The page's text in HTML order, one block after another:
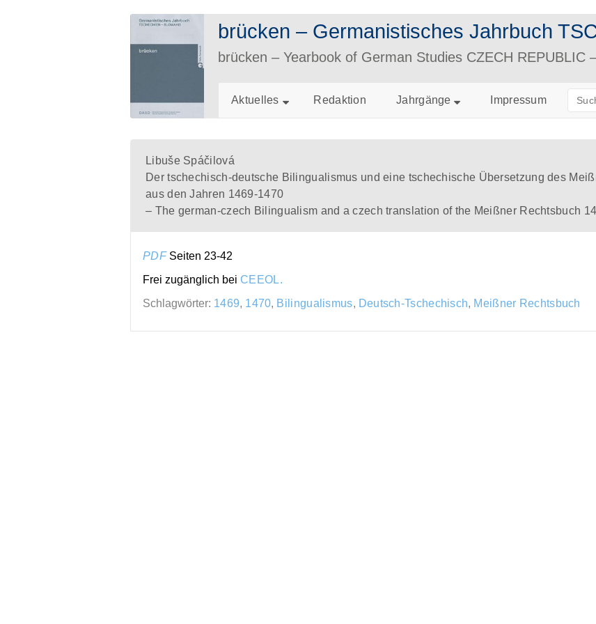
brücken – Germanistisches Jahrbuch
brücken – Yearbook of German Studies CZECH REPUBLIC
Aktuelles Redaktion Jahrgänge Impressum
Libuše Spáčilová
Der tschechisch-deutsche Bilingualismus und eine tschechische Übersetzung des
aus den Jahren 1469-1470
– The german-czech Bilingualism and a czech translation of the Meißner Rechtsbuch
PDF Seiten 23-42
Frei zugänglich bei CEEOL.
Schlagwörter: 1469, 1470, Bilingualismus, Deutsch-Tschechisch, Meißner Rechtsbuch